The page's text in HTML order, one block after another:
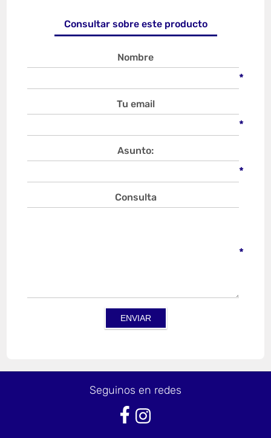
Consultar sobre este producto
Nombre
*
Tu email
*
Asunto:
*
Consulta
*
Seguinos en redes